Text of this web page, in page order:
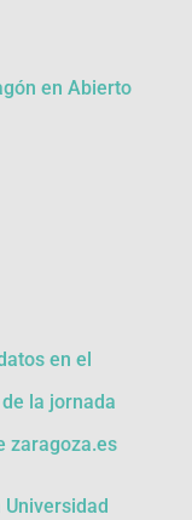
en Abierto
en el
la jornada
zaragoza.es